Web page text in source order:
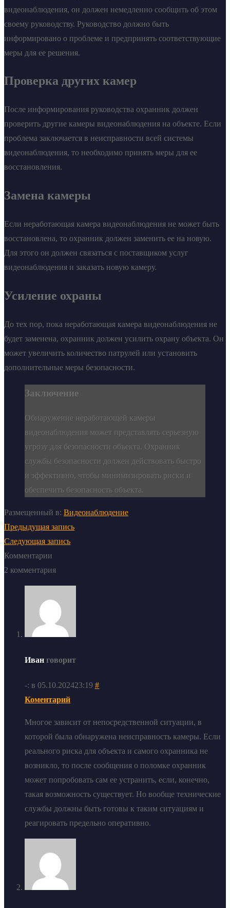
видеонаблюдения, он должен немедленно сообщить об этом
своему руководству. Руководство должно быть
информировано о проблеме и предпринять соответствующие
меры для ее решения.
Проверка других камер
После информирования руководства охранник должен
проверить другие камеры видеонаблюдения на объекте. Если
проблема заключается в неисправности всей системы
видеонаблюдения, то необходимо принять меры для ее
восстановления.
Замена камеры
Если неработающая камера видеонаблюдения не может быть
восстановлена, то охранник должен заменить ее на новую.
Для этого он должен связаться с поставщиком услуг
видеонаблюдения и заказать новую камеру.
Усиление охраны
До тех пор, пока неработающая камера видеонаблюдения не
будет заменена, охранник должен усилить охрану объекта. Он
может увеличить количество патрулей или установить
дополнительные меры безопасности.
Заключение
Обнаружение неработающей камеры
видеонаблюдения может представлять серьезную
угрозу для безопасности объекта. Охранник
службы безопасности должен действовать быстро
и эффективно, чтобы минимизировать риски и
обеспечить безопасность объекта.
Размещенный в: Видеонаблюдение
Предыдущая запись
Следующая запись
Комментарии
2 комментария
Иван говорит
-: в 05.10.202423:19 #
Коментарий
Многое зависит от непосредственной ситуации, в
которой была обнаружена неисправность камеры. Если
реального риска для объекта и самого охранника не
возникло, то после сообщения о поломке охранник
может попробовать сам ее устранить, если, конечно,
такая возможность существует. Но вообще технические
службы должны быть готовы к таким ситуациям и
реагировать предельно оперативно.